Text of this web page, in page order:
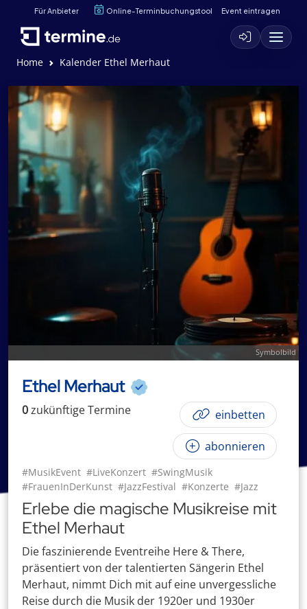
Für Anbieter Online-Terminbuchungstool Event eintragen
Home Kalender Ethel Merhaut
Symbolbild
Ethel Merhaut
0zukünftigeTermine einbetten
abonnieren
#MusikEvent #LiveKonzert #SwingMusik
#FrauenInDerKunst #JazzFestival #Konzerte #Jazz
Erlebe die magische Musikreise mit
Ethel Merhaut
Die faszinierende Eventreihe Here & There,
präsentiert von der talentierten Sängerin Ethel
Merhaut, nimmt Dich mit auf eine unvergessliche
Reise durch die Musik der 1920er und 1930er